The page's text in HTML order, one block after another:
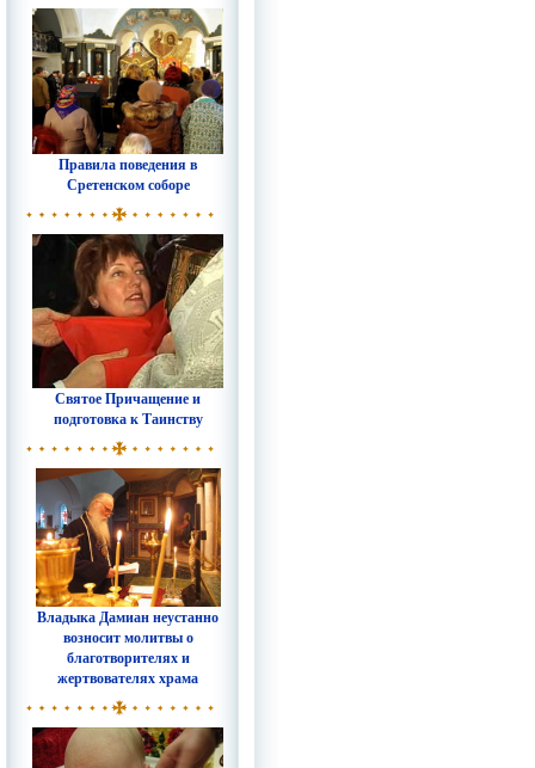
Правила поведения в
Сретенском соборе
Святое Причащение и
подготовка к Таинству
Владыка Дамиан неустанно
возносит молитвы о
благотворителях и
жертвователях храма